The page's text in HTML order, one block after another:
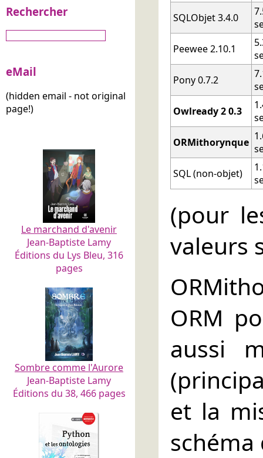
Rechercher
eMail
(hidden email - not original
page!)
Le marchand d'avenir
Jean-Baptiste Lamy
Éditions du Lys Bleu, 316
pages
Sombre comme l'Aurore
Jean-Baptiste Lamy
Éditions du 38, 466 pages
SQLObjet 3.4.0
Peewee 2.10.1
Pony 0.7.2
Owlready 2 0.3
ORMithorynque
SQL (non-objet)
(pour
valeurs
ORM
aussi
et la
schéma